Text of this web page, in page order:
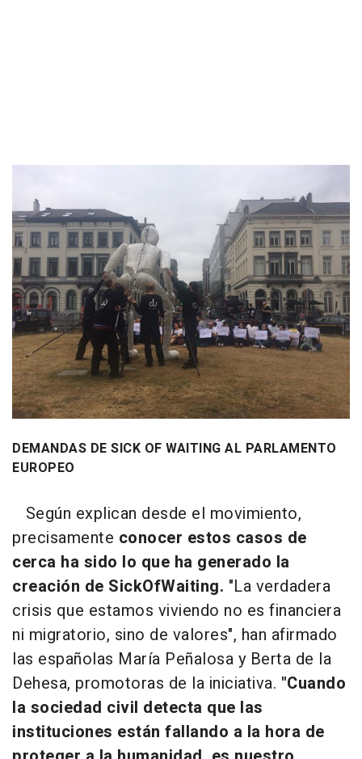
DEMANDAS DE SICK OF WAITING AL PARLAMENTO
EUROPEO
Según explican desde el movimiento,
precisamente conocer estos casos de
cerca ha sido lo que ha generado la
creación de SickOfWaiting. "La verdadera
crisis que estamos viviendo no es financiera
ni migratorio, sino de valores", han afirmado
las españolas María Peñalosa y Berta de la
Dehesa, promotoras de la iniciativa. "Cuando
la sociedad civil detecta que las
instituciones están fallando a la hora de